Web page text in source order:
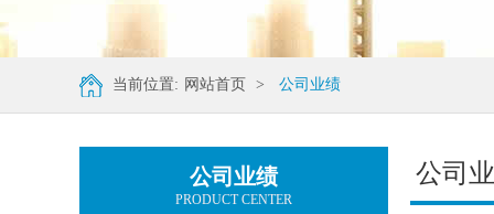
当前位置: 网站首页 > 公司业绩
公司业绩
PRODUCT CENTER
公司